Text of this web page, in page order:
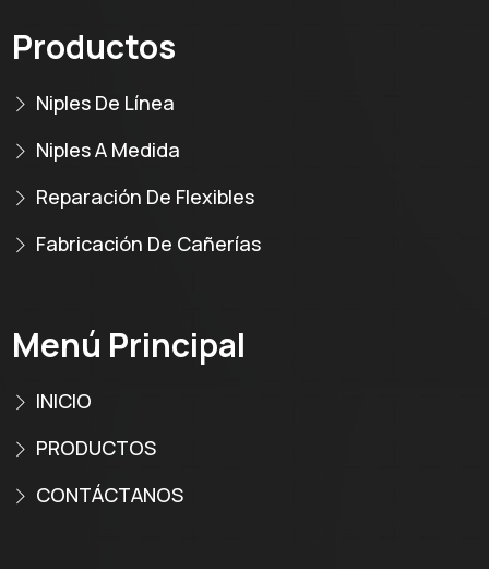
Productos
Niples De Línea
Niples A Medida
Reparación De Flexibles
Fabricación De Cañerías
Menú Principal
INICIO
PRODUCTOS
CONTÁCTANOS